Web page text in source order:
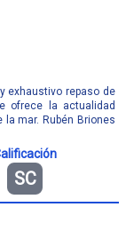
exhaustivo repaso de
ofrece la actualidad
mar. Rubén Briones
SC